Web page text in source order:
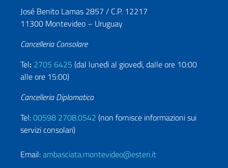
José Benito Lamas 2857 / C.P. 12217
11300 Montevideo – Uruguay
Cancelleria Consolare
Tel: 2705 6425 (dal lunedì al giovedì, dalle ore 10:00
alle ore 15:00)
Cancelleria Diplomatica
Tel:00598 2708.0542 (non fornisce informazioni sui
servizi consolari)
Email:ambasciata.montevideo@esteri.it